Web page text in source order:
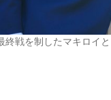
終戦を制したマキロイ